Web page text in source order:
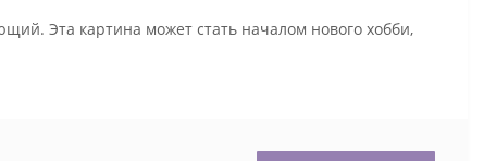
Эта картина может стать началом нового хобби,